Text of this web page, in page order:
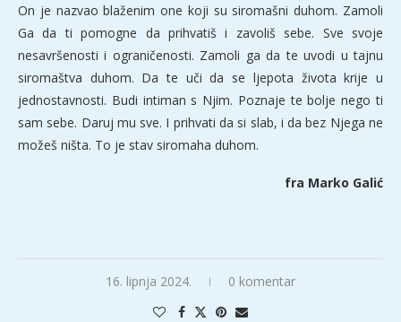
On je nazvao blaženim one koji su siromašni duhom. Zamoli
Ga da ti pomogne da prihvatiš i zavoliš sebe. Sve svoje
nesavršenosti i ograničenosti. Zamoli ga da te uvodi u tajnu
siromaštva duhom. Da te uči da se ljepota života krije u
jednostavnosti. Budi intiman s Njim. Poznaje te bolje nego ti
sam sebe. Daruj mu sve. I prihvati da si slab, i da bez Njega ne
možeš ništa. To je stav siromaha duhom.
fra Marko Galić
16. lipnja 2024. 0 komentar